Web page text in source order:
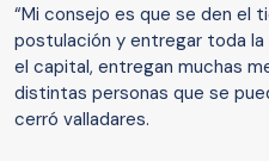
“Mi consejo es que se den el
postulación y entregar toda
el capital, entregan muchas
distintas personas que se
cerró valladares.